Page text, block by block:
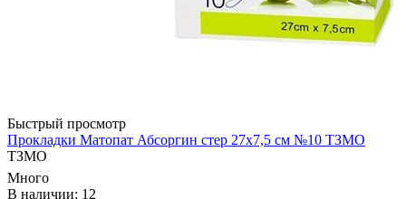
Быстрый просмотр
Прокладки Матопат Абсоргин стер 27х7,5 см №10 ТЗМО
ТЗМО
Много
В наличии: 12